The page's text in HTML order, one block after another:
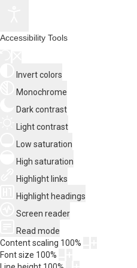
Accessibility Tools
Invert colors
Monochrome
Dark contrast
Light contrast
Low saturation
High saturation
Highlight links
Highlight headings
Screen reader
Read mode
Content scaling 100%
Font size 100%